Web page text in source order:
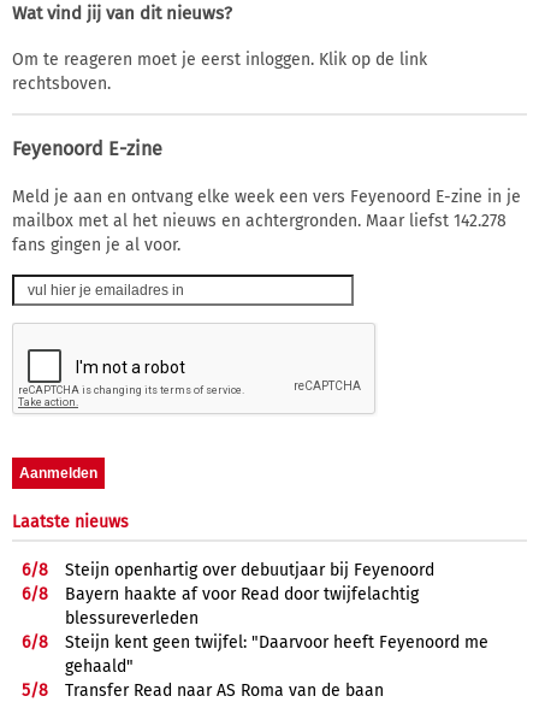
Wat vind jij van dit nieuws?
Om te reageren moet je eerst inloggen. Klik op de link
rechtsboven.
Feyenoord E-zine
Meld je aan en ontvang elke week een vers Feyenoord E-zine in je
mailbox met al het nieuws en achtergronden. Maar liefst 142.278
fans gingen je al voor.
Laatste nieuws
6/8
Steijn openhartig over debuutjaar bij Feyenoord
6/8
Bayern haakte af voor Read door twijfelachtig
blessureverleden
6/8
Steijn kent geen twijfel: "Daarvoor heeft Feyenoord me
gehaald"
5/8
Transfer Read naar AS Roma van de baan